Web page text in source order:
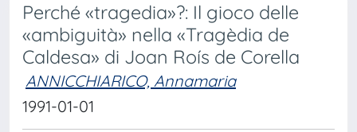
Perché «tragedia»?: Il gioco delle
«ambiguità» nella «Tragèdia de
Caldesa» di Joan Roís de Corella
ANNICCHIARICO, Annamaria
1991-01-01